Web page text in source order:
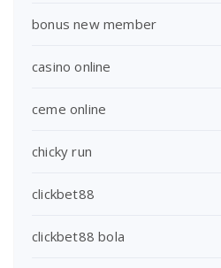
bonus new member
casino online
ceme online
chicky run
clickbet88
clickbet88 bola